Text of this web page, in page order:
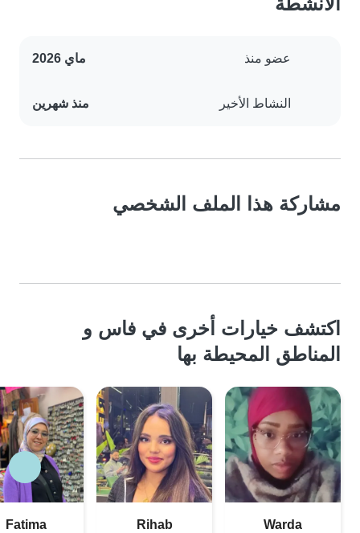
عضو منذ ماي 2026
النشاط الأخير منذ شهرين
مشاركة هذا الملف الشخصي
اكتشف خيارات أخرى في فاس و
المناطق المحيطة بها
Warda
Rihab
Fatima